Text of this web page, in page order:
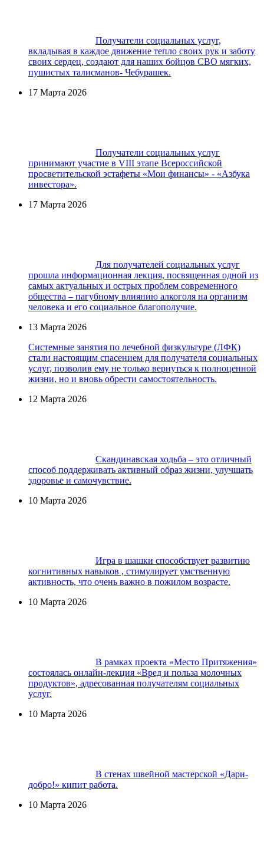
Получатели социальных услуг,
вкладывая в каждое движение тепло своих рук и заботу
своих сердец, создают для наших бойцов СВО мягких,
пушистых талисманов- Чебурашек.
17 Марта 2026
Получатели социальных услуг
принимают участие в VIII этапе Всероссийской
просветительской эстафеты «Мои финансы» - «Азбука
инвестора».
17 Марта 2026
Для получателей социальных услуг
прошла информационная лекция, посвященная одной из
самых актуальных и острых проблем современного
общества – пагубному влиянию алкоголя на организм
человека и его социальное благополучие.
13 Марта 2026
Системные занятия по лечебной физкультуре (ЛФК)
стали настоящим спасением для получателя социальных
услуг, позволив ему не только вернуться к полноценной
жизни, но и вновь обрести самостоятельность.
12 Марта 2026
Скандинавская ходьба – это отличный
способ поддерживать активный образ жизни, улучшать
здоровье и самочувствие.
10 Марта 2026
Игра в шашки способствует развитию
когнитивных навыков , стимулирует умственную
активность, что очень важно в пожилом возрасте.
10 Марта 2026
В рамках проекта «Место Притяжения»
состоялась онлайн-лекция «Вред и польза молочных
продуктов», адресованная получателям социальных
услуг.
10 Марта 2026
В стенах швейной мастерской «Дари-
добро!» кипит работа.
10 Марта 2026